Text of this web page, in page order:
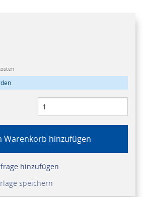
Warenkorb hinzufügen
hinzufügen
speichern